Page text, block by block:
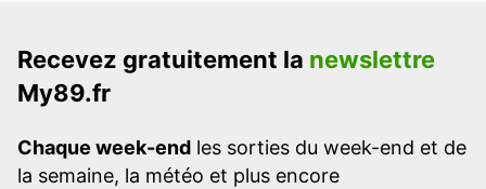
Recevez gratuitement la newslettre
My89.fr
Chaque week-end les sorties du week-end et de
la semaine, la météo et plus encore